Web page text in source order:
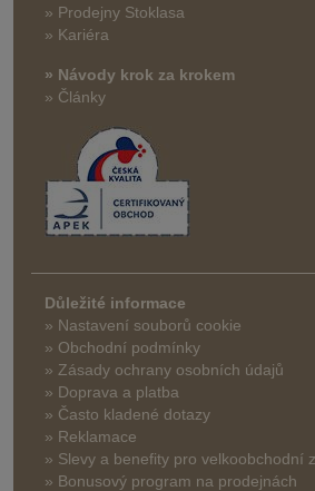
» Prodejny Stoklasa
» Kariéra
» Návody krok za krokem
» Články
Důležité informace
» Nastavení souborů cookie
» Obchodní podmínky
» Zásady ochrany osobních údajů
» Doprava a platba
» Často kladené dotazy
» Reklamace
» Slevy a benefity pro velkoobchodní
» Bonusový program na prodejnách